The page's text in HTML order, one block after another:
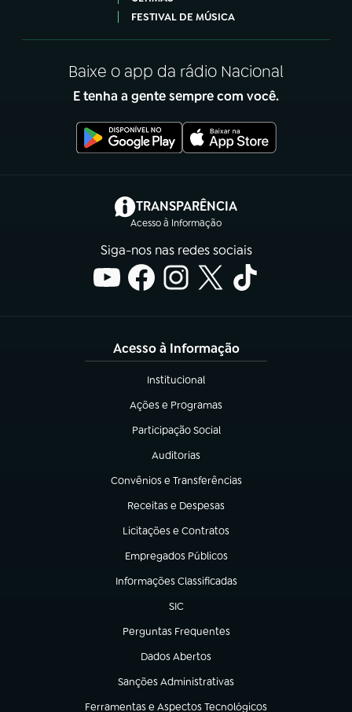
FESTIVAL DE MÚSICA
Baixe o app da rádio Nacional
E tenha a gente sempre com você.
TRANSPARÊNCIA
Acesso à Informação
(abre em nova aba)
Siga-nos nas redes sociais
Acesso à Informação
Institucional
(abre em nova aba)
Ações e Programas
(abre em nova aba)
Participação Social
(abre em nova aba)
Auditorias
(abre em nova aba)
Convênios e Transferências
(abre em nova aba)
Receitas e Despesas
(abre em nova aba)
Licitações e Contratos
(abre em nova aba)
Empregados Públicos
(abre em nova aba)
Informações Classificadas
(abre em nova aba)
SIC
(abre em nova aba)
Perguntas Frequentes
(abre em nova aba)
Dados Abertos
(abre em nova aba)
Sanções Administrativas
(abre em nova aba)
Ferramentas e Aspectos Tecnológicos